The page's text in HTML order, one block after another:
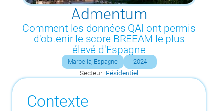
Admentum
Comment les données QAI ont permis
d'obtenir le score BREEAM le plus
élevé d'Espagne
Marbella, Espagne 2024
Secteur :Résidentiel
Contexte